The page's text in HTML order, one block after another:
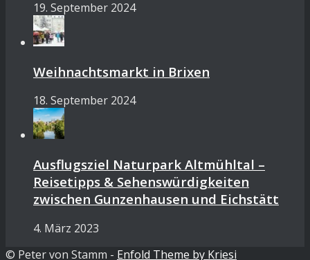
19. September 2024
Weihnachtsmarkt in Brixen
18. September 2024
Ausflugsziel Naturpark Altmühltal –
Reisetipps & Sehenswürdigkeiten
zwischen Gunzenhausen und Eichstätt
4. März 2023
© Peter von Stamm - Enfold Theme by Kriesi